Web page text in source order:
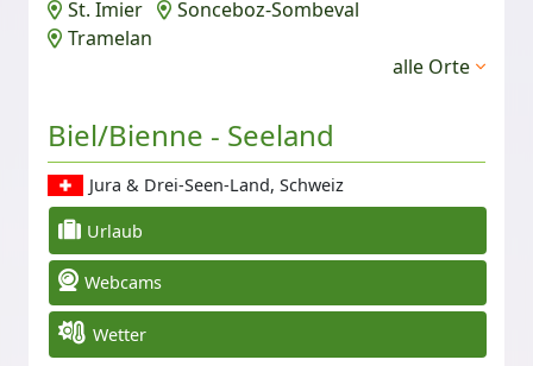
St. Imier
Sonceboz-Sombeval
Tramelan
alle Orte
Biel/Bienne - Seeland
Jura & Drei-Seen-Land, Schweiz
Urlaub
Webcams
Wetter